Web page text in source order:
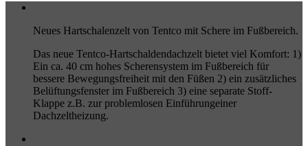
Neues Hartschalenzelt von Tentco mit Schere im Fußbereich.
Das neue Tentco-Hartschaldendachzelt bietet viel Komfort: 1)
Ein ca. 40 cm hohes Scherensystem im Fußbereich für
bessere Bewegungsfreiheit mit den Füßen 2) ein zusätzliches
Belüftungsfenster im Fußbereich 3) eine separate Stoff-
Klappe z.B. zur problemlosen Einführungeiner
Dachzeltheizung.